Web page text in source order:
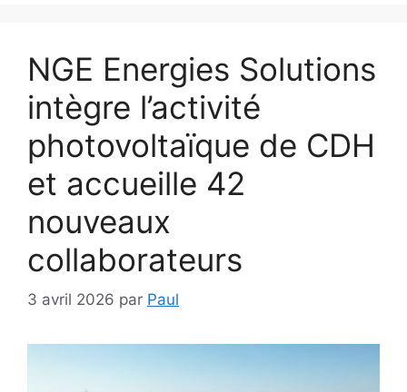
NGE Energies Solutions
intègre l’activité
photovoltaïque de CDH
et accueille 42
nouveaux
collaborateurs
3 avril 2026 par Paul